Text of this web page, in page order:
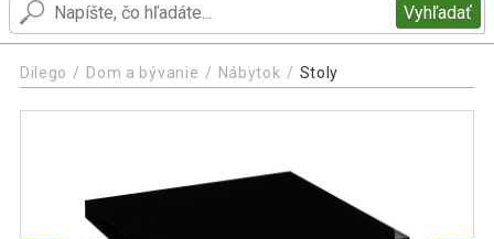
Vyhľadať
Dilego Dom a bývanie Nábytok Stoly